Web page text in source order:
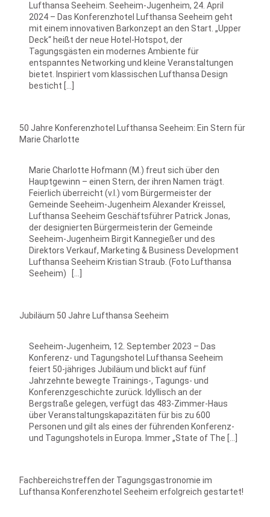
Lufthansa Seeheim. Seeheim-Jugenheim, 24. April
2024 – Das Konferenzhotel Lufthansa Seeheim geht
mit einem innovativen Barkonzept an den Start. „Upper
Deck“ heißt der neue Hotel-Hotspot, der
Tagungsgästen ein modernes Ambiente für
entspanntes Networking und kleine Veranstaltungen
bietet. Inspiriert vom klassischen Lufthansa Design
besticht […]
50 Jahre Konferenzhotel Lufthansa Seeheim: Ein Stern für
Marie Charlotte
Marie Charlotte Hofmann (M.) freut sich über den
Hauptgewinn – einen Stern, der ihren Namen trägt.
Feierlich überreicht (v.l.) vom Bürgermeister der
Gemeinde Seeheim-Jugenheim Alexander Kreissel,
Lufthansa Seeheim Geschäftsführer Patrick Jonas,
der designierten Bürgermeisterin der Gemeinde
Seeheim-Jugenheim Birgit Kannegießer und des
Direktors Verkauf, Marketing & Business Development
Lufthansa Seeheim Kristian Straub. (Foto Lufthansa
Seeheim) […]
Jubiläum 50 Jahre Lufthansa Seeheim
Seeheim-Jugenheim, 12. September 2023 – Das
Konferenz- und Tagungshotel Lufthansa Seeheim
feiert 50-jähriges Jubiläum und blickt auf fünf
Jahrzehnte bewegte Trainings-, Tagungs- und
Konferenzgeschichte zurück. Idyllisch an der
Bergstraße gelegen, verfügt das 483-Zimmer-Haus
über Veranstaltungskapazitäten für bis zu 600
Personen und gilt als eines der führenden Konferenz-
und Tagungshotels in Europa. Immer „State of The […]
Fachbereichstreffen der Tagungsgastronomie im
Lufthansa Konferenzhotel Seeheim erfolgreich gestartet!